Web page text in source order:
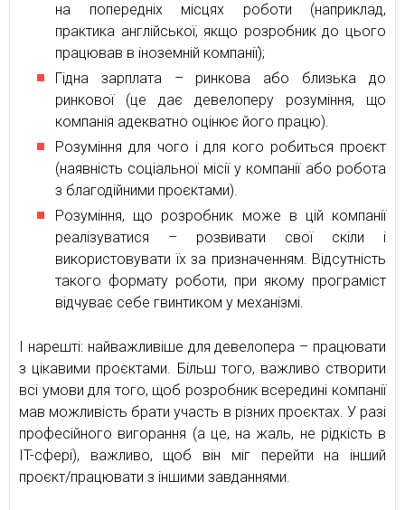
на попередніх місцях роботи (наприклад,
практика англійської, якщо розробник до цього
працював в іноземній компанії);
Гідна зарплата – ринкова або близька до
ринкової (це дає девелоперу розуміння, що
компанія адекватно оцінює його працю).
Розуміння для чого і для кого робиться проєкт
(наявність соціальної місії у компанії або робота
з благодійними проєктами).
Розуміння, що розробник може в цій компанії
реалізуватися – розвивати свої скіли і
використовувати їх за призначенням. Відсутність
такого формату роботи, при якому програміст
відчуває себе гвинтиком у механізмі.
І нарешті: найважливіше для девелопера – працювати
з цікавими проєктами. Більш того, важливо створити
всі умови для того, щоб розробник всередині компанії
мав можливість брати участь в різних проєктах. У разі
професійного вигорання (а це, на жаль, не рідкість в
IT-сфері), важливо, щоб він міг перейти на інший
проєкт/працювати з іншими завданнями.